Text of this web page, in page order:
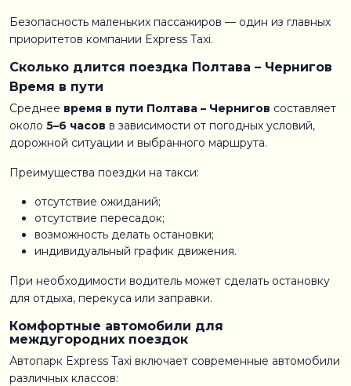
Безопасность маленьких пассажиров — один из главных
приоритетов компании Express Taxi.
Сколько длится поездка Полтава – Чернигов
Время в пути
Среднее время в пути Полтава – Чернигов составляет
около 5–6 часов в зависимости от погодных условий,
дорожной ситуации и выбранного маршрута.
Преимущества поездки на такси:
отсутствие ожиданий;
отсутствие пересадок;
возможность делать остановки;
индивидуальный график движения.
При необходимости водитель может сделать остановку
для отдыха, перекуса или заправки.
Комфортные автомобили для
междугородних поездок
Автопарк Express Taxi включает современные автомобили
различных классов: